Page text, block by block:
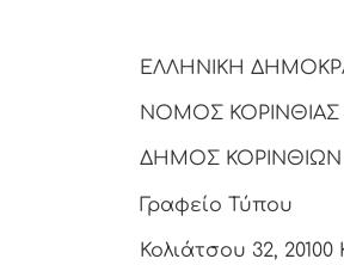
ΕΛΛΗΝΙΚΗ
ΝΟΜΟΣ ΚΟΡΙΝΘΙΑΣ
ΔΗΜΟΣ ΚΟΡΙΝΘΙΩΝ
Γραφείο Τύπου
Κολιάτσου 32,